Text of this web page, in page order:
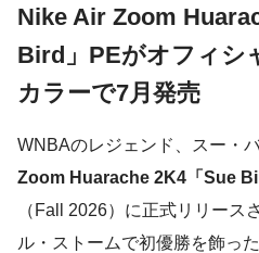
Nike Air Zoom
Bird」PEがオフィシ
カラーで7月発売
WNBAのレジェンド、スー・
Zoom Huarache 2K4「Sue
（Fall 2026）に正式リリース
ル・ストームで初優勝を飾っ